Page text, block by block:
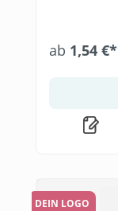
ab 1,54 €*
DEIN LOGO